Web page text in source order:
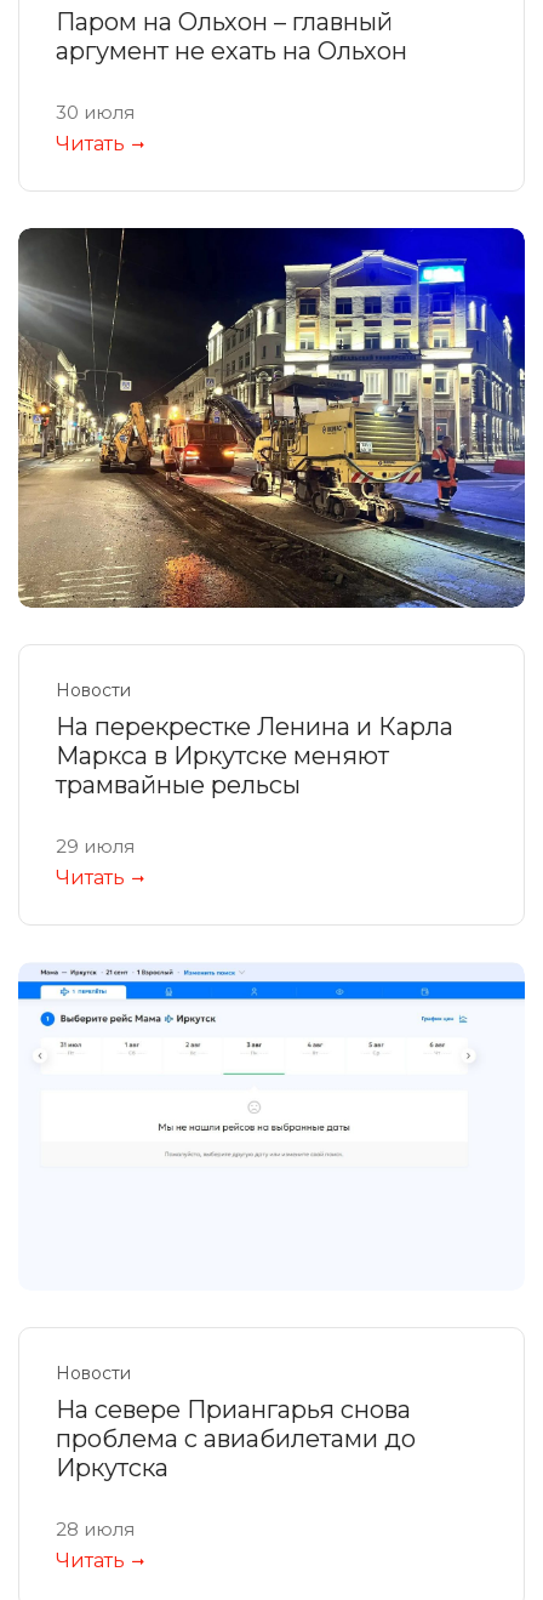
Паром на Ольхон – главный
аргумент не ехать на Ольхон
30 июля
Читать
Новости
На перекрестке Ленина и Карла
Маркса в Иркутске меняют
трамвайные рельсы
29 июля
Читать
Новости
На севере Приангарья снова
проблема с авиабилетами до
Иркутска
28 июля
Читать